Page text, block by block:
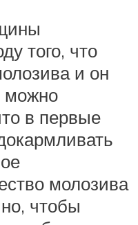
того, что
и он
можно
в первые
молозива
чтобы